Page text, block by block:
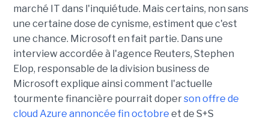
marché IT dans l'inquiétude. Mais certains, non sans
une certaine dose de cynisme, estiment que c'est
une chance. Microsoft en fait partie. Dans une
interview accordée à l'agence Reuters, Stephen
Elop, responsable de la division business de
Microsoft explique ainsi comment l'actuelle
tourmente financière pourrait doperson offre de
cloud Azure annoncée fin octobre et de S+S